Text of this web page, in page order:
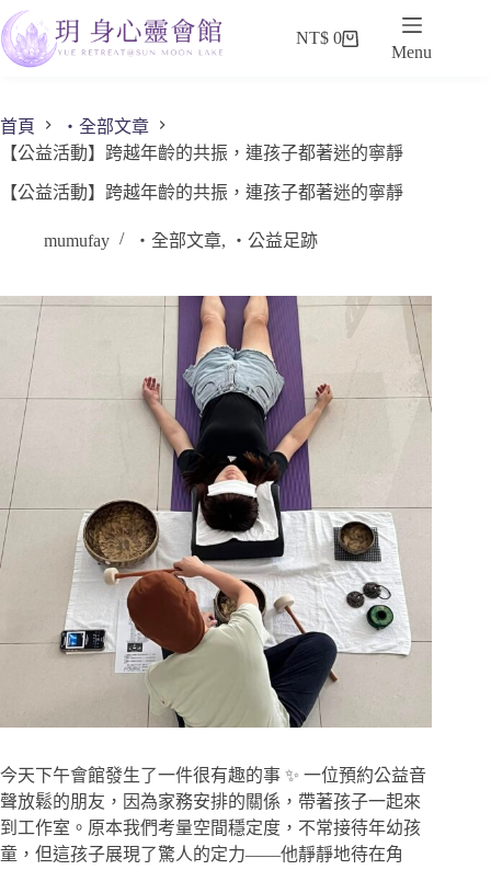
NT$ 0
Menu
首頁
・全部文章
【公益活動】跨越年齡的共振，連孩子都著迷的寧靜
【公益活動】跨越年齡的共振，連孩子都著迷的寧靜
mumufay ・全部文章, ・公益足跡
今天下午會館發生了一件很有趣的事 ✨ 一位預約公益音
聲放鬆的朋友，因為家務安排的關係，帶著孩子一起來
到工作室。原本我們考量空間穩定度，不常接待年幼孩
童，但這孩子展現了驚人的定力——他靜靜地待在角